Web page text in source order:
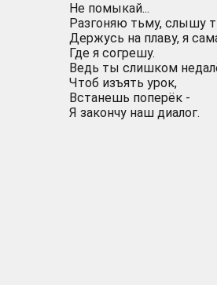
Не помыкай...
Разгоняю тьму, слышу
Держусь на плаву, я
Где я согрешу.
Ведь ты слишком
Чтоб изъять урок,
Встанешь поперёк -
Я закончу наш диалог.